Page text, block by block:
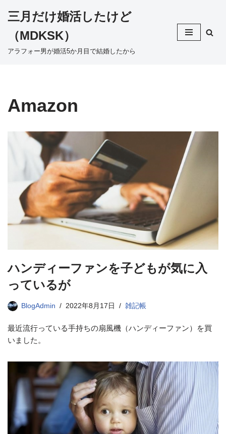
テ
ス
キ
三月だけ婚活したけど
（MDKSK）
アラフォー男が婚活5か月目で結婚したから
Amazon
ハンディーファンを子どもが気に入
っているが
BlogAdmin 2022年8月17日 雑記帳
最近流行っている手持ちの扇風機（ハンディーファン）を買
いました。